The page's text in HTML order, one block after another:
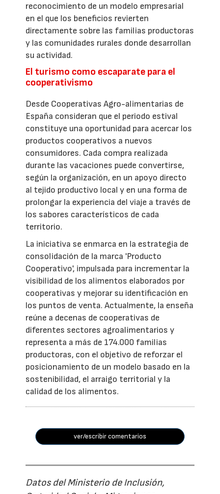
reconocimiento de un modelo empresarial
en el que los beneficios revierten
directamente sobre las familias productoras
y las comunidades rurales donde desarrollan
su actividad.
El turismo como escaparate para el
cooperativismo
Desde Cooperativas Agro-alimentarias de
España consideran que el periodo estival
constituye una oportunidad para acercar los
productos cooperativos a nuevos
consumidores. Cada compra realizada
durante las vacaciones puede convertirse,
según la organización, en un apoyo directo
al tejido productivo local y en una forma de
prolongar la experiencia del viaje a través de
los sabores característicos de cada
territorio.
La iniciativa se enmarca en la estrategia de
consolidación de la marca 'Producto
Cooperativo', impulsada para incrementar la
visibilidad de los alimentos elaborados por
cooperativas y mejorar su identificación en
los puntos de venta. Actualmente, la enseña
reúne a decenas de cooperativas de
diferentes sectores agroalimentarios y
representa a más de 174.000 familias
productoras, con el objetivo de reforzar el
posicionamiento de un modelo basado en la
sostenibilidad, el arraigo territorial y la
calidad de los alimentos.
ver/escribir comentarios
Datos del Ministerio de Inclusión,